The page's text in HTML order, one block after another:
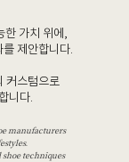
한 가치 위에,
제안합니다.
커스텀으로
니다.
manufacturers
techniques